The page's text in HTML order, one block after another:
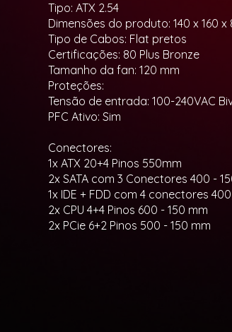
Tipo: ATX 2.54
Dimensões do produto: 140 x 160 x
Tipo de Cabos: Flat pretos
Certificações: 80 Plus Bronze
Tamanho da fan: 120 mm
Proteções:
Tensão de entrada: 100-240VAC
PFC Ativo: Sim
Conectores:
1x ATX 20+4 Pinos 550mm
2x SATA com 3 Conectores 400 -
1x IDE + FDD com 4 conectores
2x CPU 4+4 Pinos 600 - 150 mm
2x PCie 6+2 Pinos 500 - 150 mm